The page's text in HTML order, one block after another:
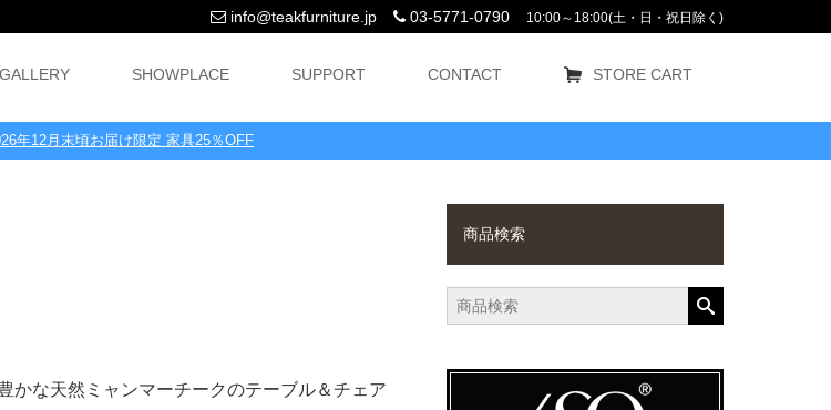
info@teakfurniture.jp 03-5771-0790 10:00～18:00(土・日・祝日除く)
GALLERY SHOWPLACE SUPPORT CONTACT STORE CART
年12月末頃お届け限定 家具25％OFF
かな天然ミャンマーチークのテーブル＆チェア
商品検索